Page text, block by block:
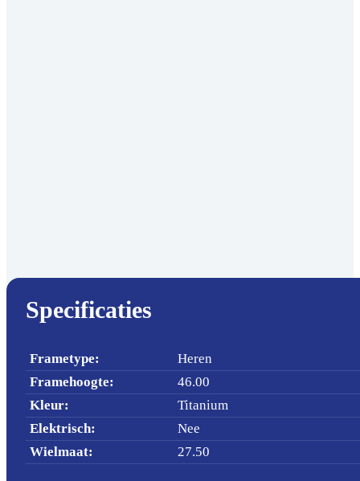
Specificaties
Frametype:
Heren
Framehoogte:
46.00
Kleur:
Titanium
Elektrisch:
Nee
Wielmaat: 27.50